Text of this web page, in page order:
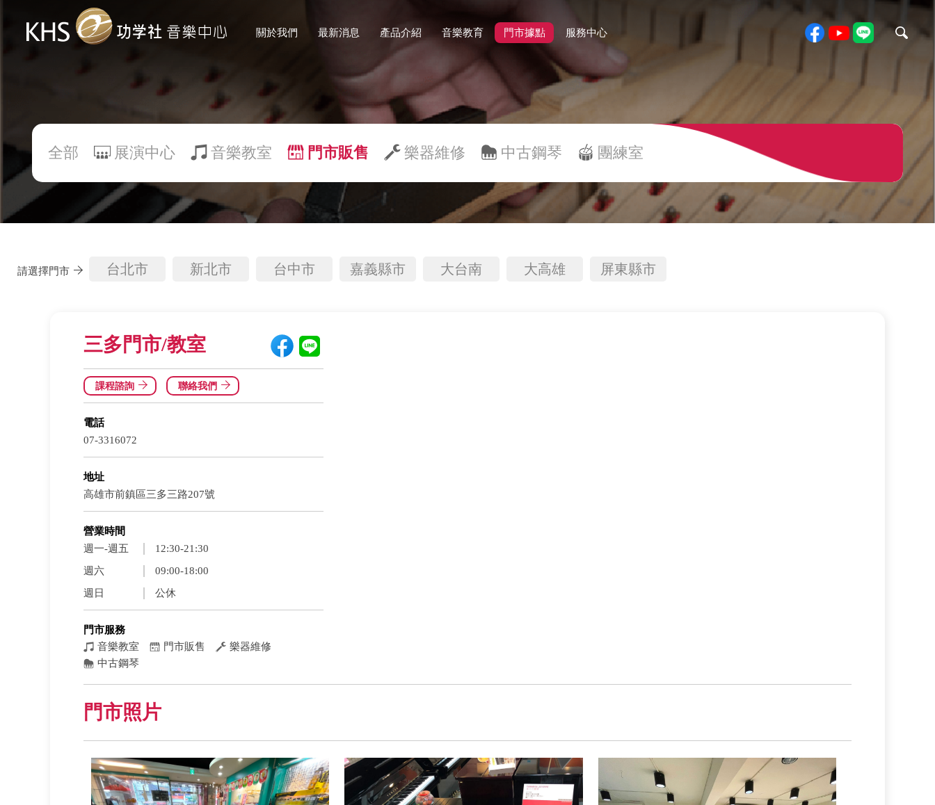
關於我們 最新消息 產品介紹 音樂教育 門市據點 服務中心
全部 展演中心 音樂教室 門市販售 樂器維修 中古鋼琴 團練室
請選擇門市 台北市 新北市 台中市 嘉義縣市 大台南 大高雄 屏東縣市
三多門市/教室
課程諮詢 聯絡我們
電話
07-3316072
地址
高雄市前鎮區三多三路207號
營業時間
週一-週五
12:30-21:30
週六
09:00-18:00
週日
公休
門市服務
音樂教室
門市販售
樂器維修
中古鋼琴
門市照片